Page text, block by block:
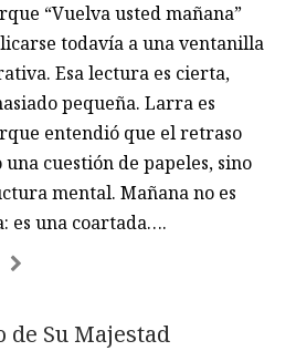
“Vuelva usted mañana”
todavía a una ventanilla
Esa lectura es cierta,
pequeña. Larra es
entendió que el retraso
una cuestión de papeles, sino
mental. Mañana no es
es una coartada….
de Su Majestad